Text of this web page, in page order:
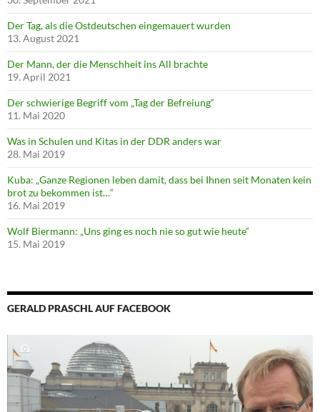
Der Tag, als die Ostdeutschen eingemauert wurden
13. August 2021
Der Mann, der die Menschheit ins All brachte
19. April 2021
Der schwierige Begriff vom „Tag der Befreiung“
11. Mai 2020
Was in Schulen und Kitas in der DDR anders war
28. Mai 2019
Kuba: „Ganze Regionen leben damit, dass bei Ihnen seit Monaten kein
brot zu bekommen ist…“
16. Mai 2019
Wolf Biermann: „Uns ging es noch nie so gut wie heute“
15. Mai 2019
GERALD PRASCHL AUF FACEBOOK